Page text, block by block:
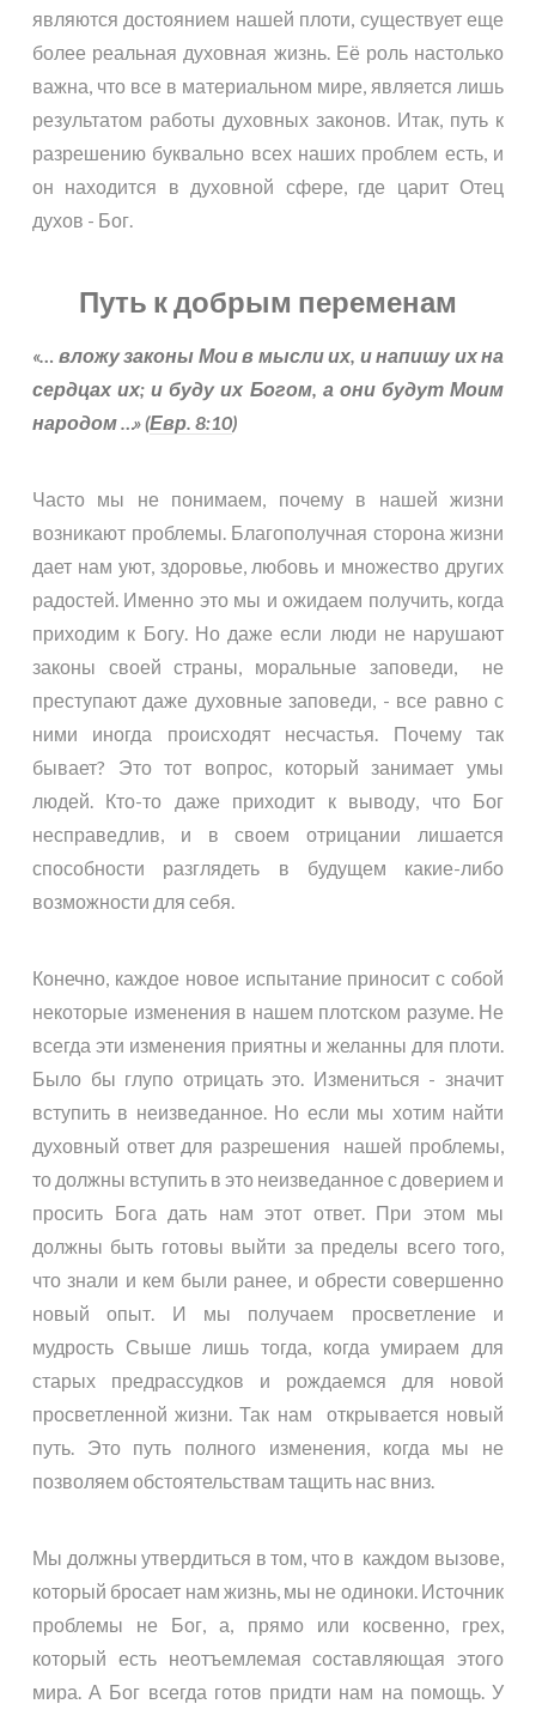
являются достоянием нашей плоти, существует еще
более реальная духовная жизнь. Её роль настолько
важна, что все в материальном мире, является лишь
результатом работы духовных законов. Итак, путь к
разрешению буквально всех наших проблем есть, и
он находится в духовной сфере, где царит Отец
духов - Бог.
Путь к добрым переменам
«… вложу законы Мои в мысли их, и напишу их на
сердцах их; и буду их Богом, а они будут Моим
народом …» (Евр. 8:10)
Часто мы не понимаем, почему в нашей жизни
возникают проблемы. Благополучная сторона жизни
дает нам уют, здоровье, любовь и множество других
радостей. Именно это мы и ожидаем получить, когда
приходим к Богу. Но даже если люди не нарушают
законы своей страны, моральные заповеди, не
преступают даже духовные заповеди, - все равно с
ними иногда происходят несчастья. Почему так
бывает? Это тот вопрос, который занимает умы
людей. Кто-то даже приходит к выводу, что Бог
несправедлив, и в своем отрицании лишается
способности разглядеть в будущем какие-либо
возможности для себя.
Конечно, каждое новое испытание приносит с собой
некоторые изменения в нашем плотском разуме. Не
всегда эти изменения приятны и желанны для плоти.
Было бы глупо отрицать это. Измениться - значит
вступить в неизведанное. Но если мы хотим найти
духовный ответ для разрешения нашей проблемы,
то должны вступить в это неизведанное с доверием и
просить Бога дать нам этот ответ. При этом мы
должны быть готовы выйти за пределы всего того,
что знали и кем были ранее, и обрести совершенно
новый опыт. И мы получаем просветление и
мудрость Свыше лишь тогда, когда умираем для
старых предрассудков и рождаемся для новой
просветленной жизни. Так нам открывается новый
путь. Это путь полного изменения, когда мы не
позволяем обстоятельствам тащить нас вниз.
Мы должны утвердиться в том, что в каждом вызове,
который бросает нам жизнь, мы не одиноки. Источник
проблемы не Бог, а, прямо или косвенно, грех,
который есть неотъемлемая составляющая этого
мира. А Бог всегда готов придти нам на помощь. У